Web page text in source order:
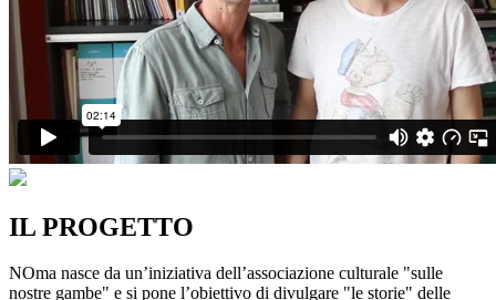
IL PROGETTO
NOma nasce da un’iniziativa dell’associazione culturale "sulle
nostre gambe" e si pone l’obiettivo di divulgare "le storie" delle